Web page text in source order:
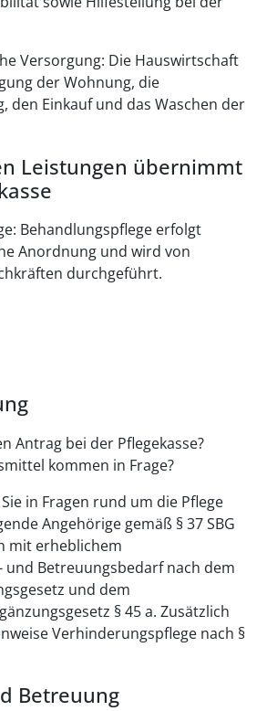
Versorgung: Die Hauswirtschaft
der Wohnung, die
den Einkauf und das Waschen der
Leistungen übernimmt
Behandlungspflege erfolgt
Anordnung und wird von
durchgeführt.
Antrag bei der Pflegekasse?
kommen in Frage?
in Fragen rund um die Pflege
Angehörige gemäß § 37 SBG
mit erheblichem
und Betreuungsbedarf nach dem
und dem
§ 45 a. Zusätzlich
Verhinderungspflege nach §
Betreuung